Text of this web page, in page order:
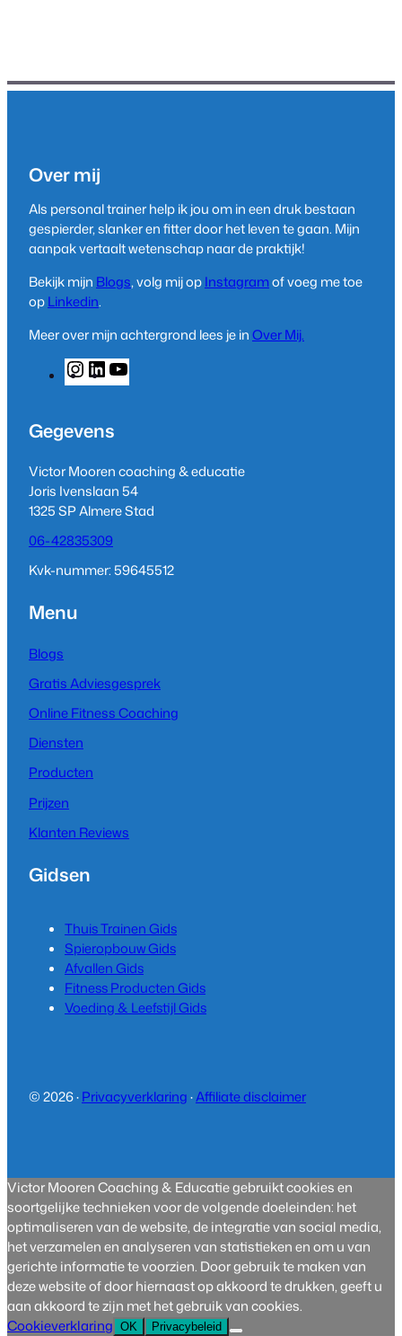
Over mij
Als personal trainer help ik jou om in een druk bestaan
gespierder, slanker en fitter door het leven te gaan. Mijn
aanpak vertaalt wetenschap naar de praktijk!
Bekijk mijn Blogs, volg mij opInstagramof voeg me toe
opLinkedin.
Meer over mijn achtergrond lees je inOver Mij.
n
t
g
r
a
L
i
k
d
I
n
o
b
e
Gegevens
Victor Mooren coaching & educatie
Joris Ivenslaan 54
1325 SP Almere Stad
06-42835309
Kvk-nummer: 59645512
Menu
Blogs
Gratis Adviesgesprek
Online Fitness Coaching
Diensten
Producten
Prijzen
Klanten Reviews
Gidsen
Thuis Trainen Gids
Spieropbouw Gids
Afvallen Gids
Fitness Producten Gids
Voeding & Leefstijl Gids
© 2026 ·Privacyverklaring·Affiliate disclaimer
Victor Mooren Coaching & Educatie gebruikt cookies en
soortgelijke technieken voor de volgende doeleinden: het
optimaliseren van de website, de integratie van social media,
het verzamelen en analyseren van statistieken en om u van
gerichte informatie te voorzien. Door gebruik te maken van
deze website of door hiernaast op akkoord te drukken, geeft u
aan akkoord te zijn met het gebruik van cookies.
Cookieverklaring OK Privacybeleid